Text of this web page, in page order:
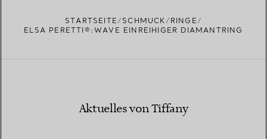
STARTSEITE SCHMUCK
RINGE
ELSA PERETTI®:WAVE EINREIHIGER DIAMANTRING
Aktuelles von Tiffany